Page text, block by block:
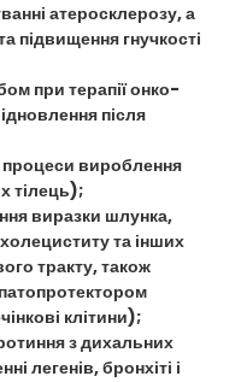
атеросклерозу, а
підвищення гнучкості
при терапії онко-
після
процеси вироблення
тілець);
виразки шлунка,
та інших
тракту, також
клітини);
з дихальних
легенів, бронхіті і